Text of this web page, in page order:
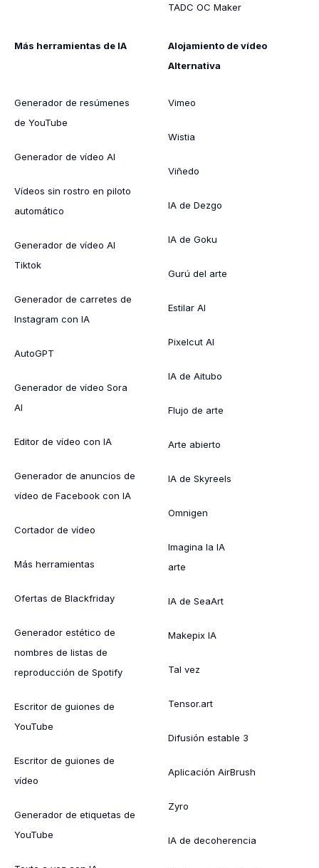
TADC OC Maker
Más herramientas de IA
Generador de resúmenes
de YouTube
Generador de vídeo AI
Vídeos sin rostro en piloto
automático
Generador de vídeo AI
Tiktok
Generador de carretes de
Instagram con IA
AutoGPT
Generador de vídeo Sora
AI
Editor de vídeo con IA
Generador de anuncios de
vídeo de Facebook con IA
Cortador de vídeo
Más herramientas
Ofertas de Blackfriday
Generador estético de
nombres de listas de
reproducción de Spotify
Escritor de guiones de
YouTube
Escritor de guiones de
vídeo
Generador de etiquetas de
YouTube
Alojamiento de vídeo
Alternativa
Vimeo
Wistia
Viñedo
IA de Dezgo
IA de Goku
Gurú del arte
Estilar AI
Pixelcut AI
IA de Aitubo
Flujo de arte
Arte abierto
IA de Skyreels
Omnigen
Imagina la IA
arte
IA de SeaArt
Makepix IA
Tal vez
Tensor.art
Difusión estable 3
Aplicación AirBrush
Zyro
IA de decoherencia